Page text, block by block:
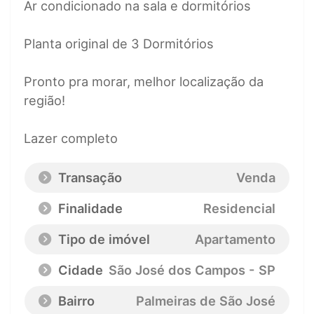
Ar condicionado na sala e dormitórios
Planta original de 3 Dormitórios
Pronto pra morar, melhor localização da
região!
Lazer completo
Transação
Venda
Finalidade
Residencial
Tipo de imóvel
Apartamento
Cidade São José dos Campos - SP
Bairro
Palmeiras de São José